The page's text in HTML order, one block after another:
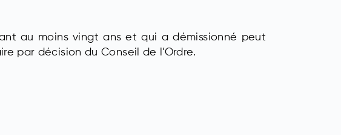
au moins vingt ans et qui a démissionné peut
par décision du Conseil de l’Ordre.